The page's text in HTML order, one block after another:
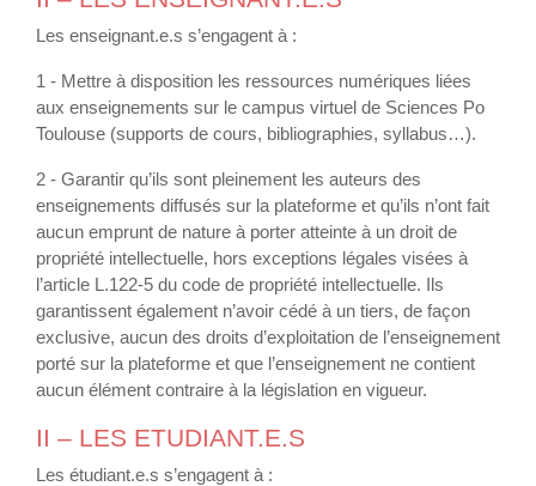
Les enseignant.e.s s’engagent à :
1 - Mettre à disposition les ressources numériques liées
aux enseignements sur le campus virtuel de Sciences Po
Toulouse (supports de cours, bibliographies, syllabus…).
2 - Garantir qu’ils sont pleinement les auteurs des
enseignements diffusés sur la plateforme et qu’ils n’ont fait
aucun emprunt de nature à porter atteinte à un droit de
propriété intellectuelle, hors exceptions légales visées à
l’article L.122-5 du code de propriété intellectuelle. Ils
garantissent également n’avoir cédé à un tiers, de façon
exclusive, aucun des droits d’exploitation de l’enseignement
porté sur la plateforme et que l’enseignement ne contient
aucun élément contraire à la législation en vigueur.
II – LES ETUDIANT.E.S
Les étudiant.e.s s’engagent à :